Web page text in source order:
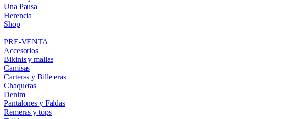
Una Pausa
Herencia
Shop
+
PRE-VENTA
Accesorios
Bikinis y mallas
Camisas
Carteras y Billeteras
Chaquetas
Denim
Pantalones y Faldas
Remeras y tops